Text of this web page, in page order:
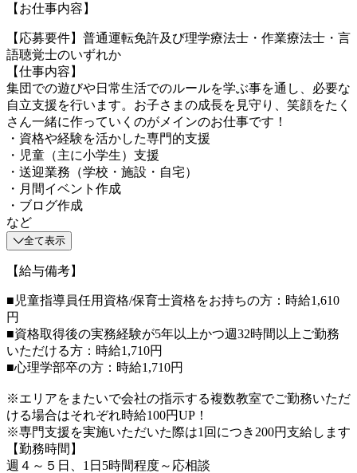
【お仕事内容】
【応募要件】普通運転免許及び理学療法士・作業療法士・言
語聴覚士のいずれか
【仕事内容】
集団での遊びや日常生活でのルールを学ぶ事を通し、必要な
自立支援を行います。お子さまの成長を見守り、笑顔をたく
さん一緒に作っていくのがメインのお仕事です！
・資格や経験を活かした専門的支援
・児童（主に小学生）支援
・送迎業務（学校・施設・自宅）
・月間イベント作成
・ブログ作成
など
全て表示
【給与備考】
■児童指導員任用資格/保育士資格をお持ちの方：時給1,610
円
■資格取得後の実務経験が5年以上かつ週32時間以上ご勤務
いただける方：時給1,710円
■心理学部卒の方：時給1,710円
※エリアをまたいで会社の指示する複数教室でご勤務いただ
ける場合はそれぞれ時給100円UP！
※専門支援を実施いただいた際は1回につき200円支給します
【勤務時間】
週４～５日、1日5時間程度～応相談